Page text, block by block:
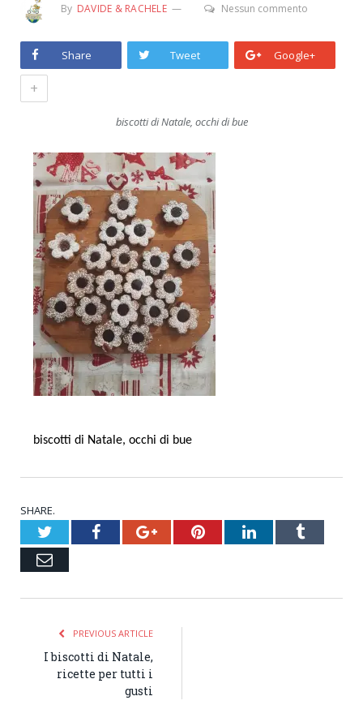
By DAVIDE & RACHELE Nessun commento
Share Tweet Google+
+
biscotti di Natale, occhi di bue
biscotti di Natale, occhi di bue
SHARE.
TwitterFacebookGoogle+PinterestLinkedInTumblr
Email
PREVIOUS ARTICLE
I biscotti di Natale,
ricette per tutti i
gusti